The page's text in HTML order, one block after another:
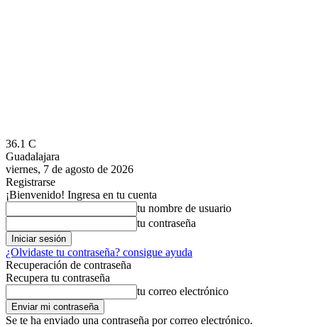
36.1 C
Guadalajara
viernes, 7 de agosto de 2026
Registrarse
¡Bienvenido! Ingresa en tu cuenta
tu nombre de usuario
tu contraseña
¿Olvidaste tu contraseña? consigue ayuda
Recuperación de contraseña
Recupera tu contraseña
tu correo electrónico
Se te ha enviado una contraseña por correo electrónico.